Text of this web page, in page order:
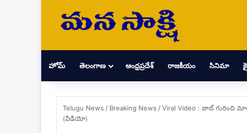
హోమ్ తెలంగాణ ఆంధ్రప్రదేశ్ రాజకీయం సినిమా
Telugu News / Breaking News /Viral Video : జాబ్ గురించి
(వీడియో)